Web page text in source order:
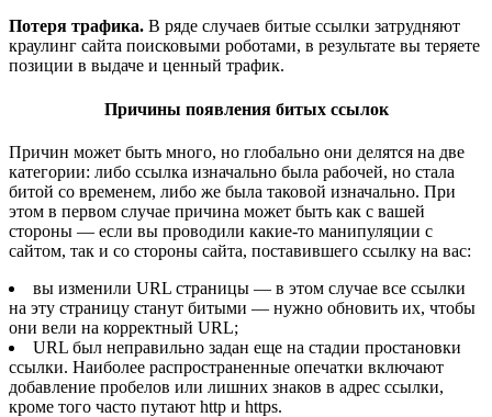
Потеря трафика. В ряде случаев битые ссылки затрудняют
краулинг сайта поисковыми роботами, в результате вы теряете
позиции в выдаче и ценный трафик.
Причины появления битых ссылок
Причин может быть много, но глобально они делятся на две
категории: либо ссылка изначально была рабочей, но стала
битой со временем, либо же была таковой изначально. При
этом в первом случае причина может быть как с вашей
стороны — если вы проводили какие-то манипуляции с
сайтом, так и со стороны сайта, поставившего ссылку на вас:
вы изменили URL страницы — в этом случае все ссылки
на эту страницу станут битыми — нужно обновить их, чтобы
они вели на корректный URL;
URL был неправильно задан еще на стадии простановки
ссылки. Наиболее распространенные опечатки включают
добавление пробелов или лишних знаков в адрес ссылки,
кроме того часто путают http и https.